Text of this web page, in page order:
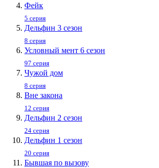
Фейк
5 серия
Дельфин 3 сезон
8 серия
Условный мент 6 сезон
97 серия
Чужой дом
8 серия
Вне закона
12 серия
Дельфин 2 сезон
24 серия
Дельфин 1 сезон
20 серия
Бывшая по вызову